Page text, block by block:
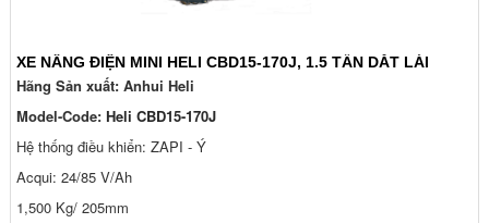
XE NÂNG ĐIỆN MINI HELI CBD15-170J, 1.5 TẤN DẮT LÁI
Hãng Sản xuất: Anhui Heli
Model-Code: Heli CBD15-170J
Hệ thống điều khiển: ZAPI - Ý
Acqui: 24/85 V/Ah
1,500 Kg/ 205mm